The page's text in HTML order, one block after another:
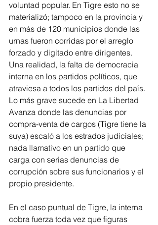
voluntad popular. En Tigre esto no se
materializó; tampoco en la provincia y
en más de 120 municipios donde las
urnas fueron corridas por el arreglo
forzado y digitado entre dirigentes.
Una realidad, la falta de democracia
interna en los partidos políticos, que
atraviesa a todos los partidos del país.
Lo más grave sucede en La Libertad
Avanza donde las denuncias por
compra-venta de cargos (Tigre tiene la
suya) escaló a los estrados judiciales;
nada llamativo en un partido que
carga con serias denuncias de
corrupción sobre sus funcionarios y el
propio presidente.
En el caso puntual de Tigre, la interna
cobra fuerza toda vez que figuras